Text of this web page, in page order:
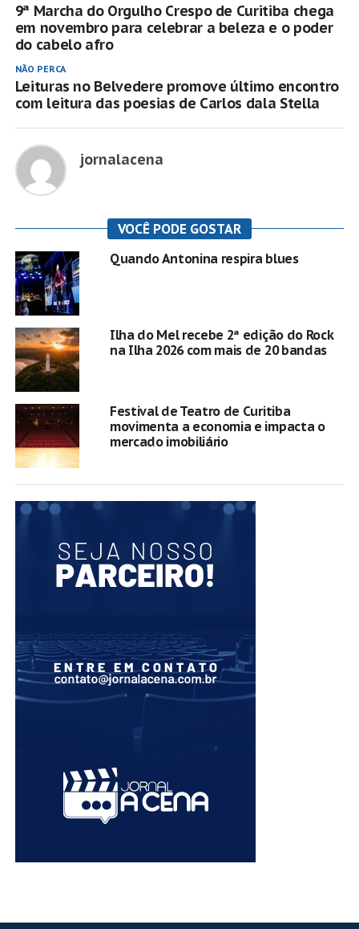
9ª Marcha do Orgulho Crespo de Curitiba chega
em novembro para celebrar a beleza e o poder
do cabelo afro
NÃO PERCA
Leituras no Belvedere promove último encontro
com leitura das poesias de Carlos dala Stella
jornalacena
VOCÊ PODE GOSTAR
Quando Antonina respira blues
Ilha do Mel recebe 2ª edição do Rock
na Ilha 2026 com mais de 20 bandas
Festival de Teatro de Curitiba
movimenta a economia e impacta o
mercado imobiliário